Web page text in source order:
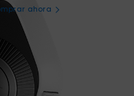
ahora